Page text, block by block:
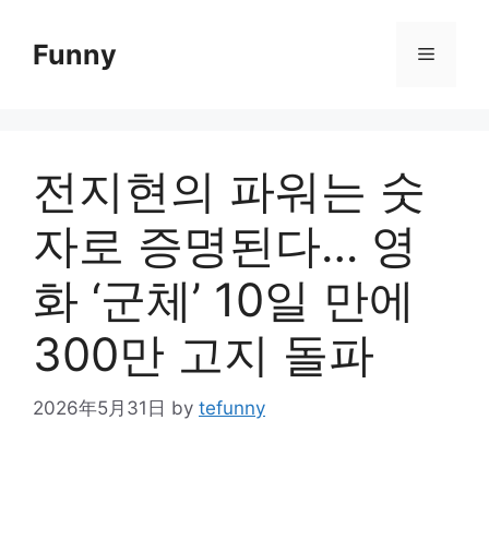
contentFunny Menu
전지현의 파워는 숫
자로 증명된다… 영
화 ‘군체’ 10일 만에
300만 고지 돌파
2026年5月31日 by tefunny